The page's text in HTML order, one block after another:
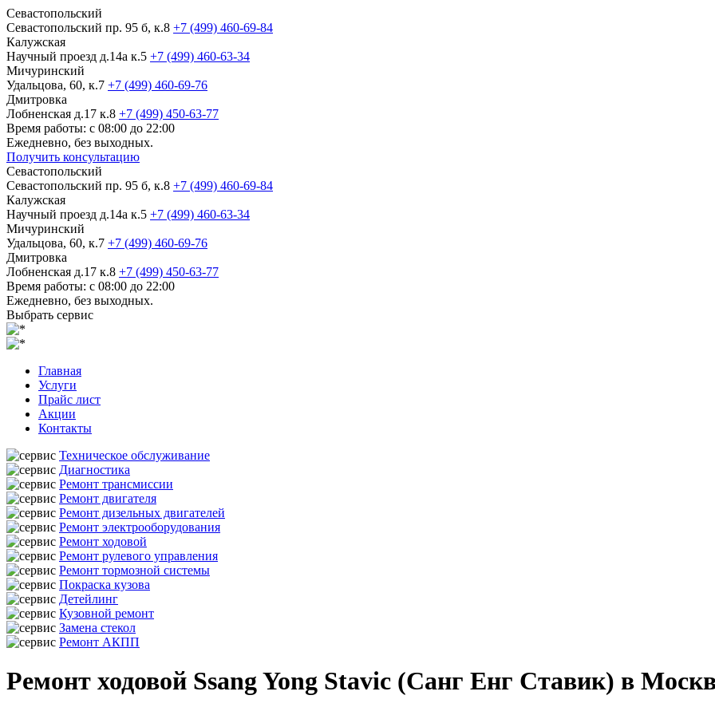
Севастопольский
Севастопольский пр. 95 б, к.8 +7 (499) 460-69-84
Калужская
Научный проезд д.14а к.5 +7 (499) 460-63-34
Мичуринский
Удальцова, 60, к.7 +7 (499) 460-69-76
Дмитровка
Лобненская д.17 к.8 +7 (499) 450-63-77
Время работы: с 08:00 до 22:00
Ежедневно, без выходных.
Получить консультацию
Севастопольский
Севастопольский пр. 95 б, к.8 +7 (499) 460-69-84
Калужская
Научный проезд д.14а к.5 +7 (499) 460-63-34
Мичуринский
Удальцова, 60, к.7 +7 (499) 460-69-76
Дмитровка
Лобненская д.17 к.8 +7 (499) 450-63-77
Время работы: с 08:00 до 22:00
Ежедневно, без выходных.
Выбрать сервис
Главная
Услуги
Прайс лист
Акции
Контакты
Техническое обслуживание
Диагностика
Ремонт трансмиссии
Ремонт двигателя
Ремонт дизельных двигателей
Ремонт электрооборудования
Ремонт ходовой
Ремонт рулевого управления
Ремонт тормозной системы
Покраска кузова
Детейлинг
Кузовной ремонт
Замена стекол
Ремонт АКПП
Ремонт ходовой Ssang Yong Stavic (Санг Енг Ставик) в